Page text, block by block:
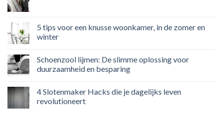
5 tips voor een knusse woonkamer, in de zomer en
winter
Schoenzool lijmen: De slimme oplossing voor
duurzaamheid en besparing
4 Slotenmaker Hacks die je dagelijks leven
revolutioneert